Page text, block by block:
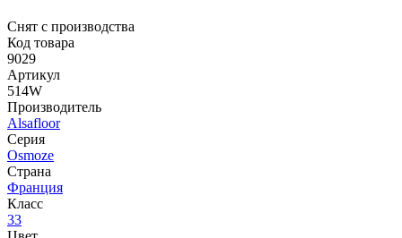
Снят с производства
Код товара
9029
Артикул
514W
Производитель
Alsafloor
Серия
Osmoze
Страна
Франция
Класс
33